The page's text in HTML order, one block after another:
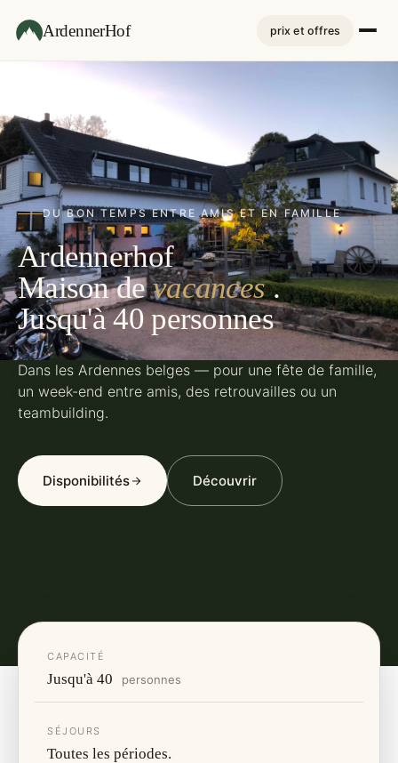
ArdennerHof prix et offres
DU BON TEMPS ENTRE AMIS ET EN FAMILLE
Ardennerhof
Maison devacances.
Jusqu'à 40 personnes
Dans les Ardennes belges — pour une fête de famille,
un week-end entre amis, des retrouvailles ou un
teambuilding.
Disponibilités Découvrir
CAPACITÉ
Jusqu'à 40 personnes
SÉJOURS
Toutes les périodes.